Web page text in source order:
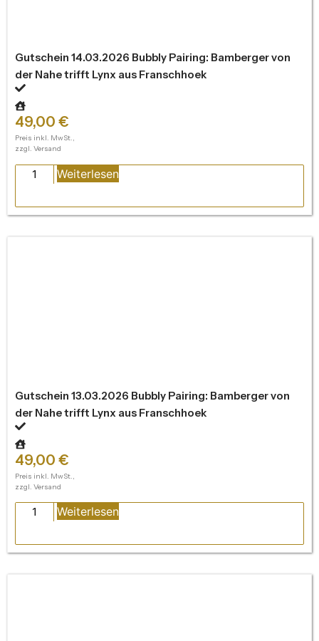
Gutschein 14.03.2026 Bubbly Pairing: Bamberger von
der Nahe trifft Lynx aus Franschhoek
49,00 €
Preis inkl. MwSt.,
zzgl. Versand
Weiterlesen
Gutschein 13.03.2026 Bubbly Pairing: Bamberger von
der Nahe trifft Lynx aus Franschhoek
49,00 €
Preis inkl. MwSt.,
zzgl. Versand
Weiterlesen